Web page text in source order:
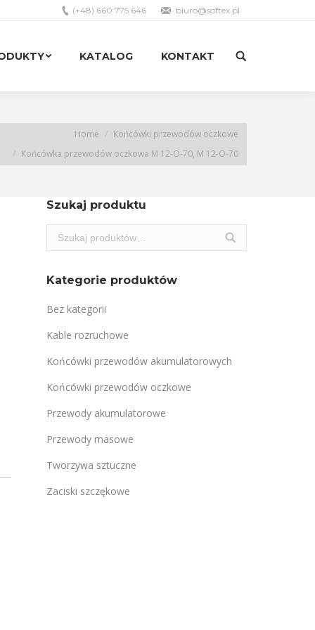
(+48) 660 775 646 biuro@softex.pl
KATALOG KONTAKT Search:
Home
Końcówki przewodów oczkowe
Końcówka przewodów oczkowa M 12-O-70, M 12-O-70
Szukaj produktu
Kategorie produktów
Bez kategorii
Kable rozruchowe
Końcówki przewodów akumulatorowych
Końcówki przewodów oczkowe
Przewody akumulatorowe
Przewody masowe
Tworzywa sztuczne
Zaciski szczękowe